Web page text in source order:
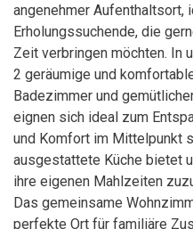
angenehmer Aufenthaltsort,
Erholungssuchende, die
Zeit verbringen möchten. In
2 geräumige und
Badezimmer und
eignen sich ideal zum
und Komfort im Mittelpunkt
ausgestattete Küche bietet
ihre eigenen Mahlzeiten
Das gemeinsame
perfekte Ort für familiäre